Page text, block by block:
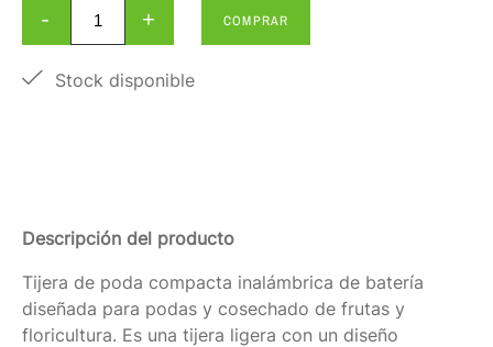
- + COMPRAR
Stock disponible
Descripción del producto
Tijera de poda compacta inalámbrica de batería
diseñada para podas y cosechado de frutas y
floricultura. Es una tijera ligera con un diseño